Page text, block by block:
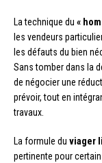
La technique du «
les vendeurs
les défauts du bien
Sans tomber dans la
de négocier une
prévoir, tout en
travaux.
La formule du viager
pertinente pour